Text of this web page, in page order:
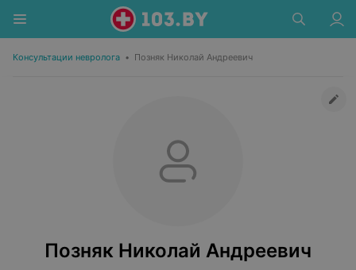
Консультации невролога • Позняк Николай Андреевич
Позняк Николай Андреевич